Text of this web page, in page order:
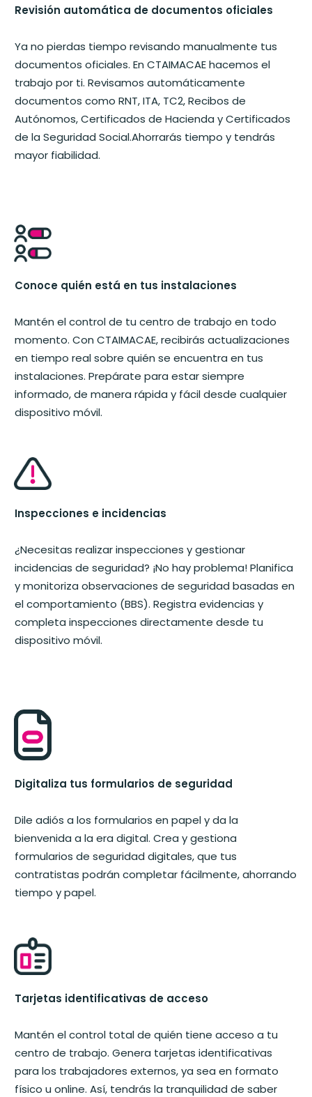
Revisión automática de documentos oficiales
Ya no pierdas tiempo revisando manualmente tus
documentos oficiales. En CTAIMACAE hacemos el
trabajo por ti. Revisamos automáticamente
documentos como RNT, ITA, TC2, Recibos de
Autónomos, Certificados de Hacienda y Certificados
de la Seguridad Social.Ahorrarás tiempo y tendrás
mayor fiabilidad.
Conoce quién está en tus instalaciones
Mantén el control de tu centro de trabajo en todo
momento. Con CTAIMACAE, recibirás actualizaciones
en tiempo real sobre quién se encuentra en tus
instalaciones. Prepárate para estar siempre
informado, de manera rápida y fácil desde cualquier
dispositivo móvil.
Inspecciones e incidencias
¿Necesitas realizar inspecciones y gestionar
incidencias de seguridad? ¡No hay problema! Planifica
y monitoriza observaciones de seguridad basadas en
el comportamiento (BBS). Registra evidencias y
completa inspecciones directamente desde tu
dispositivo móvil.
Digitaliza tus formularios de seguridad
Dile adiós a los formularios en papel y da la
bienvenida a la era digital. Crea y gestiona
formularios de seguridad digitales, que tus
contratistas podrán completar fácilmente, ahorrando
tiempo y papel.
Tarjetas identificativas de acceso
Mantén el control total de quién tiene acceso a tu
centro de trabajo. Genera tarjetas identificativas
para los trabajadores externos, ya sea en formato
físico u online. Así, tendrás la tranquilidad de saber